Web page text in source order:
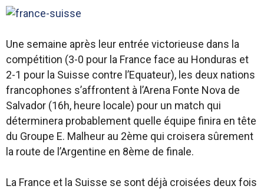
Une semaine après leur entrée victorieuse dans la
compétition (3-0 pour la France face au Honduras et
2-1 pour la Suisse contre l’Equateur), les deux nations
francophones s’affrontent à l’Arena Fonte Nova de
Salvador (16h, heure locale) pour un match qui
déterminera probablement quelle équipe finira en tête
du Groupe E. Malheur au 2ème qui croisera sûrement
la route de l’Argentine en 8ème de finale.
La France et la Suisse se sont déjà croisées deux fois